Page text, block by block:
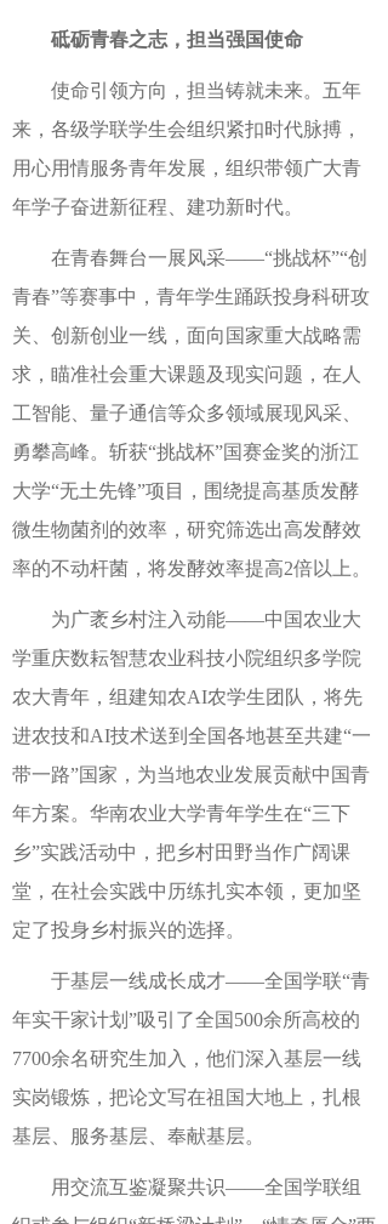
砥砺青春之志，担当强国使命
使命引领方向，担当铸就未来。五年
来，各级学联学生会组织紧扣时代脉搏，
用心用情服务青年发展，组织带领广大青
年学子奋进新征程、建功新时代。
在青春舞台一展风采——“挑战杯”“创
青春”等赛事中，青年学生踊跃投身科研攻
关、创新创业一线，面向国家重大战略需
求，瞄准社会重大课题及现实问题，在人
工智能、量子通信等众多领域展现风采、
勇攀高峰。斩获“挑战杯”国赛金奖的浙江
大学“无土先锋”项目，围绕提高基质发酵
微生物菌剂的效率，研究筛选出高发酵效
率的不动杆菌，将发酵效率提高2倍以上。
为广袤乡村注入动能——中国农业大
学重庆数耘智慧农业科技小院组织多学院
农大青年，组建知农AI农学生团队，将先
进农技和AI技术送到全国各地甚至共建“一
带一路”国家，为当地农业发展贡献中国青
年方案。华南农业大学青年学生在“三下
乡”实践活动中，把乡村田野当作广阔课
堂，在社会实践中历练扎实本领，更加坚
定了投身乡村振兴的选择。
于基层一线成长成才——全国学联“青
年实干家计划”吸引了全国500余所高校的
7700余名研究生加入，他们深入基层一线
实岗锻炼，把论文写在祖国大地上，扎根
基层、服务基层、奉献基层。
用交流互鉴凝聚共识——全国学联组